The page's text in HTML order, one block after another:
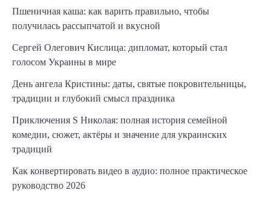
Пшеничная каша: как варить правильно, чтобы
получилась рассыпчатой и вкусной
Сергей Олегович Кислица: дипломат, который стал
голосом Украины в мире
День ангела Кристины: даты, святые покровительницы,
традиции и глубокий смысл праздника
Приключения S Николая: полная история семейной
комедии, сюжет, актёры и значение для украинских
традиций
Как конвертировать видео в аудио: полное практическое
руководство 2026